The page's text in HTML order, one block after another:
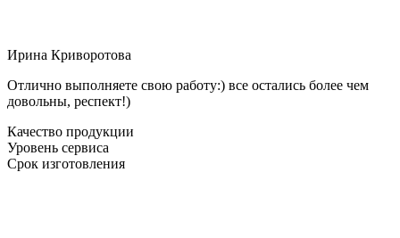
Ирина Криворотова
Отлично выполняете свою работу:) все остались более чем
довольны, респект!)
Качество продукции
Уровень сервиса
Срок изготовления